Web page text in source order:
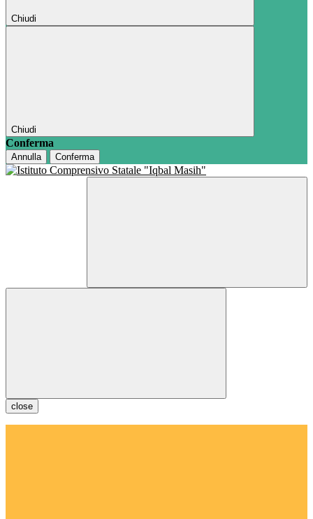
Chiudi
Chiudi
Conferma
Annulla Conferma
close